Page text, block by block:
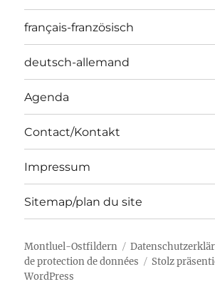
français-französisch
deutsch-allemand
Agenda
Contact/Kontakt
Impressum
Sitemap/plan du site
Montluel-Ostfildern
de protection de données
Stolz
WordPress